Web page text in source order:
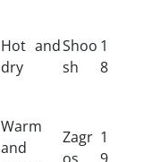
Hot and
dry
Shoo
sh
1
8
Warm
and
Zagr 1